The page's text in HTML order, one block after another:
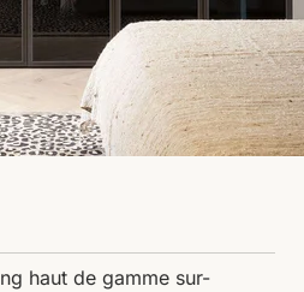
haut de gamme sur-